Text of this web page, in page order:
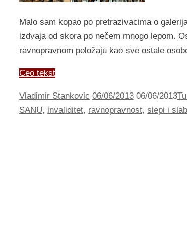
Malo sam kopao po pretrazivacima o
izdvaja od skora po nečem mnogo lepom.
ravnopravnom položaju kao sve ostale
Ceo tekst
Vladimir Stankovic 06/06/2013 06/06/2013
SANU, invaliditet, ravnopravnost, slepi i